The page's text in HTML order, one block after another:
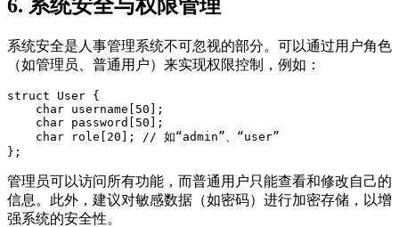
6. 系统安全与权限管理
系统安全是人事管理系统不可忽视的部分。可以通过用户角色
（如管理员、普通用户）来实现权限控制，例如：
struct User {
    char username[50];
    char password[50];
    char role[20]; // 如“admin”、“user”
管理员可以访问所有功能，而普通用户只能查看和修改自己的
信息。此外，建议对敏感数据（如密码）进行加密存储，以增
强系统的安全性。